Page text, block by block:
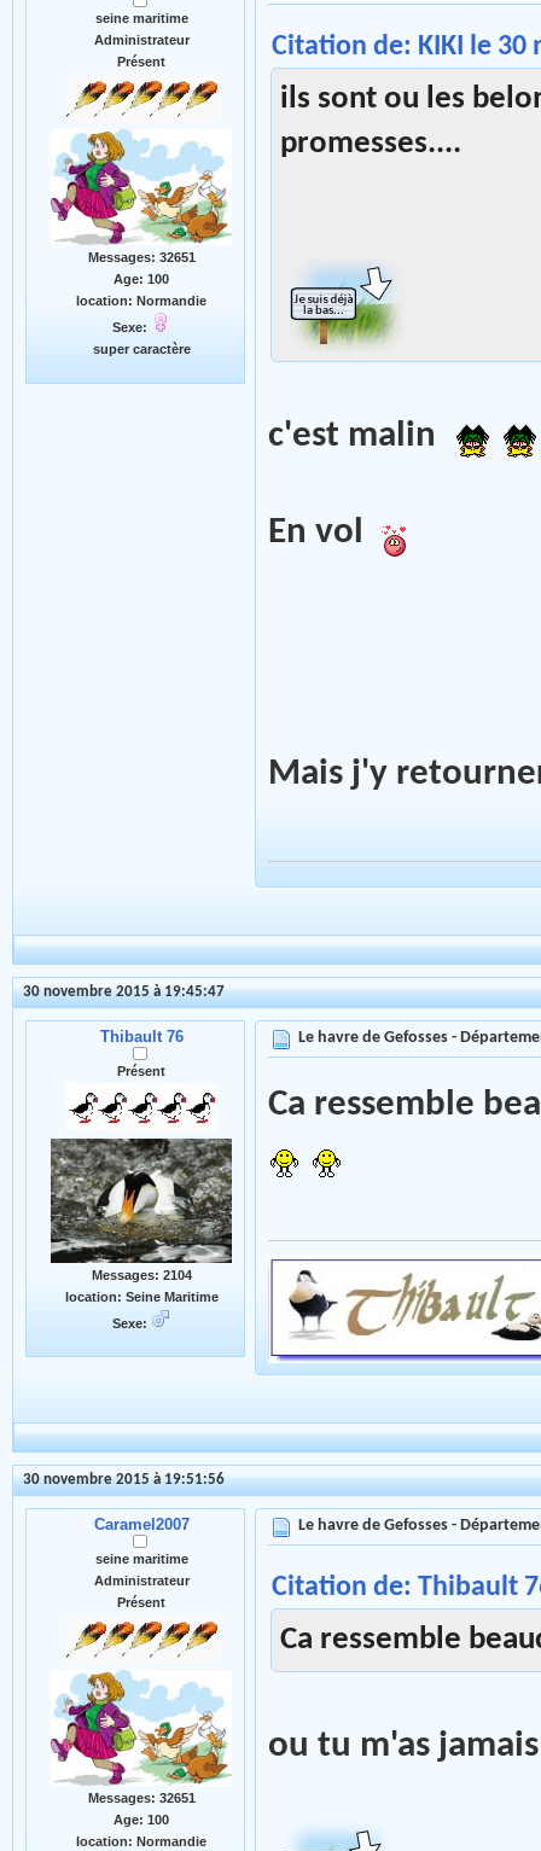
seine maritime
Administrateur
Présent
Messages: 32651
Age: 100
location: Normandie
Sexe:
super caractère
Citation de: KIKI le 30
ils sont ou les
promesses....
c'est malin
En vol
Mais j'y
30 novembre 2015 à 19:45:47
Thibault 76
Présent
Messages: 2104
location: Seine Maritime
Sexe:
Le havre de Gefosses -
Ca ressemble
30 novembre 2015 à 19:51:56
Caramel2007
seine maritime
Administrateur
Présent
Messages: 32651
Age: 100
location: Normandie
Le havre de Gefosses -
Citation de: Thibault
Ca ressemble
ou tu m'as